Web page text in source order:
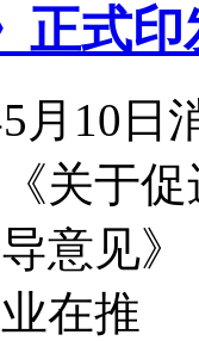
正式印
10日
关于
意见
在推